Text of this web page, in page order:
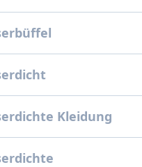
Kleidung